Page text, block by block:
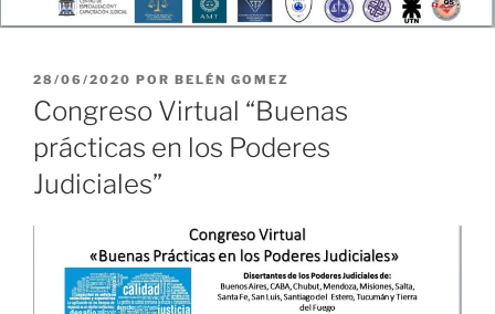
PUBLICADO
EL
28/06/2020 POR BELÉN GOMEZ
Congreso Virtual “Buenas
prácticas en los Poderes
Judiciales”